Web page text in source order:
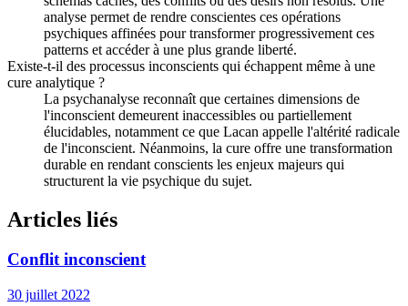
analyse permet de rendre conscientes ces opérations
psychiques affinées pour transformer progressivement ces
patterns et accéder à une plus grande liberté.
Existe-t-il des processus inconscients qui échappent même à une
cure analytique ?
La psychanalyse reconnaît que certaines dimensions de
l'inconscient demeurent inaccessibles ou partiellement
élucidables, notamment ce que Lacan appelle l'altérité radicale
de l'inconscient. Néanmoins, la cure offre une transformation
durable en rendant conscients les enjeux majeurs qui
structurent la vie psychique du sujet.
Articles liés
Conflit inconscient
30 juillet 2022